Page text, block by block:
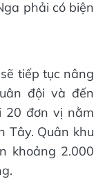
phải có biện
tiếp tục nâng
đội và đến
20 đơn vị nằm
Tây. Quân khu
khoảng 2.000